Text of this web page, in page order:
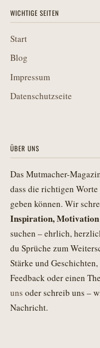
WICHTIGE SEITEN
Start
Blog
Impressum
Datenschutzseite
ÜBER UNS
Das Mutmacher-
dass die richtigen
geben können. Wir
Inspiration, Motivation
suchen – ehrlich,
du Sprüche zum
Stärke und
Feedback oder einen
uns oder schreib uns –
Nachricht.